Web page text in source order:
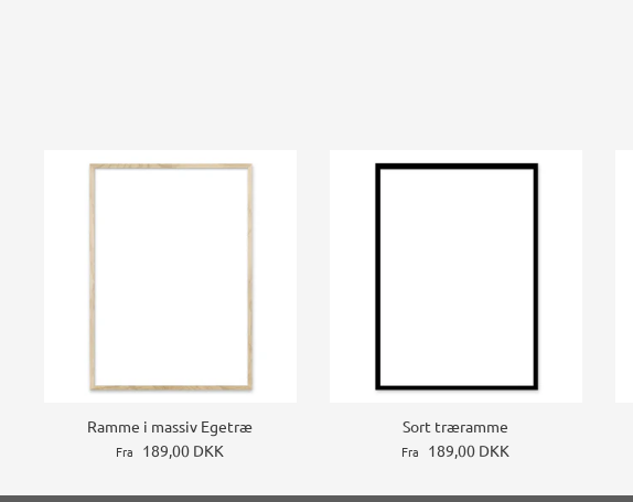
Ramme i massiv Egetræ
Fra 189,00 DKK
Sort træramme
Fra 189,00 DKK